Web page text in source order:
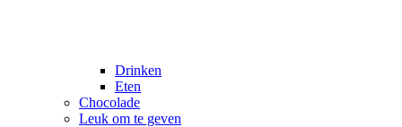
Drinken
Eten
Chocolade
Leuk om te geven